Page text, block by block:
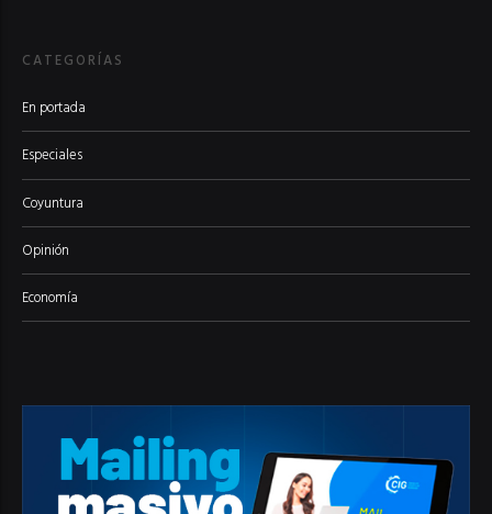
CATEGORÍAS
En portada
Especiales
Coyuntura
Opinión
Economía